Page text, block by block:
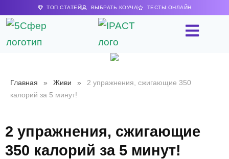
ТОП СТАТЕЙ ВЫБРАТЬ КОУЧА ТЕСТЫ ОНЛАЙН
Главная » Живи »
2 упражнения, сжигающие 350
калорий за 5 минут!
2 упражнения, сжигающие
350 калорий за 5 минут!